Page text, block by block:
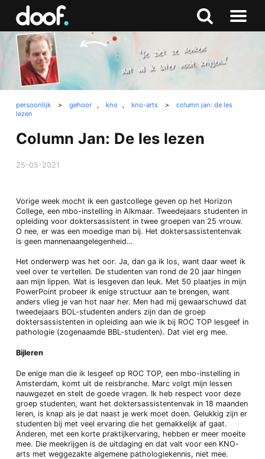
Zoeken
Naar
persoonlijk > gehoor , kno , kno-arts >
column jan: de les
lezen
Column Jan: De les lezen
25-05-2021
Vorige week mocht ik een gastcollege geven op het Horizon
College, een mbo-instelling in Alkmaar. Tweedejaars studenten in
opleiding voor doktersassistent in twee groepen van 25 vrouw.
O nee, er was een moedige man bij. Het doktersassistentenvak
is geen mannenaangelegenheid…
Het onderwerp was het oor. Ja, dan ga ik los, want daar weet ik
veel over te vertellen. De studenten van rond de 20 jaar hingen
aan mijn lippen. Wat is lesgeven dan leuk. Met 50 plaatjes in mijn
PowerPoint probeer ik enige structuur aan te brengen, want
anders vlieg je van hot naar her. Men had mij gewaarschuwd dat
tweedejaars BOL-studenten anders zijn dan de groep
doktersassistenten in opleiding aan wie ik bij ROC TOP lesgeef in
pathologie (zogenaamde BBL-studenten). Dat viel erg mee.
Bijleren
De enige man die ik lesgeef op ROC TOP, een mbo-instelling in
Amsterdam, komt uit de reisbranche. Marc volgt mijn lessen
nauwgezet en stelt de goede vragen. Ik heb respect voor deze
groep studenten, want het doktersassistentenvak in 18 maanden
leren, is knap als je dat naast je werk moet doen. Gelukkig zijn er
studenten bij met veel ervaring die het gemakkelijk af gaat.
Anderen, met een korte praktijkervaring, hebben er meer moeite
mee. Die meekrijgen is de uitdaging en dat valt voor een KNO-
arts met weggezakte algemene pathologiekennis, niet mee.
Doof.nl
Zoeken